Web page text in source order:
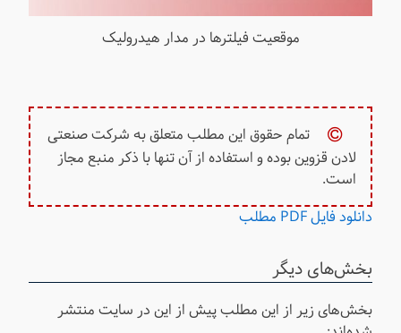
موقعیت فیلترها در مدار هیدرولیک
تمام حقوق این مطلب متعلق به شرکت صنعتی
لادن قزوین بوده و استفاده از آن تنها با ذکر منبع مجاز
است.
دانلود فایل PDF مطلب
بخش‌های دیگر
بخش‌های زیر از این مطلب پیش از این در سایت منتشر